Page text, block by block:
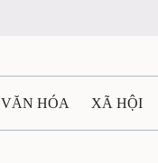
VĂN HÓA XÃ HỘI